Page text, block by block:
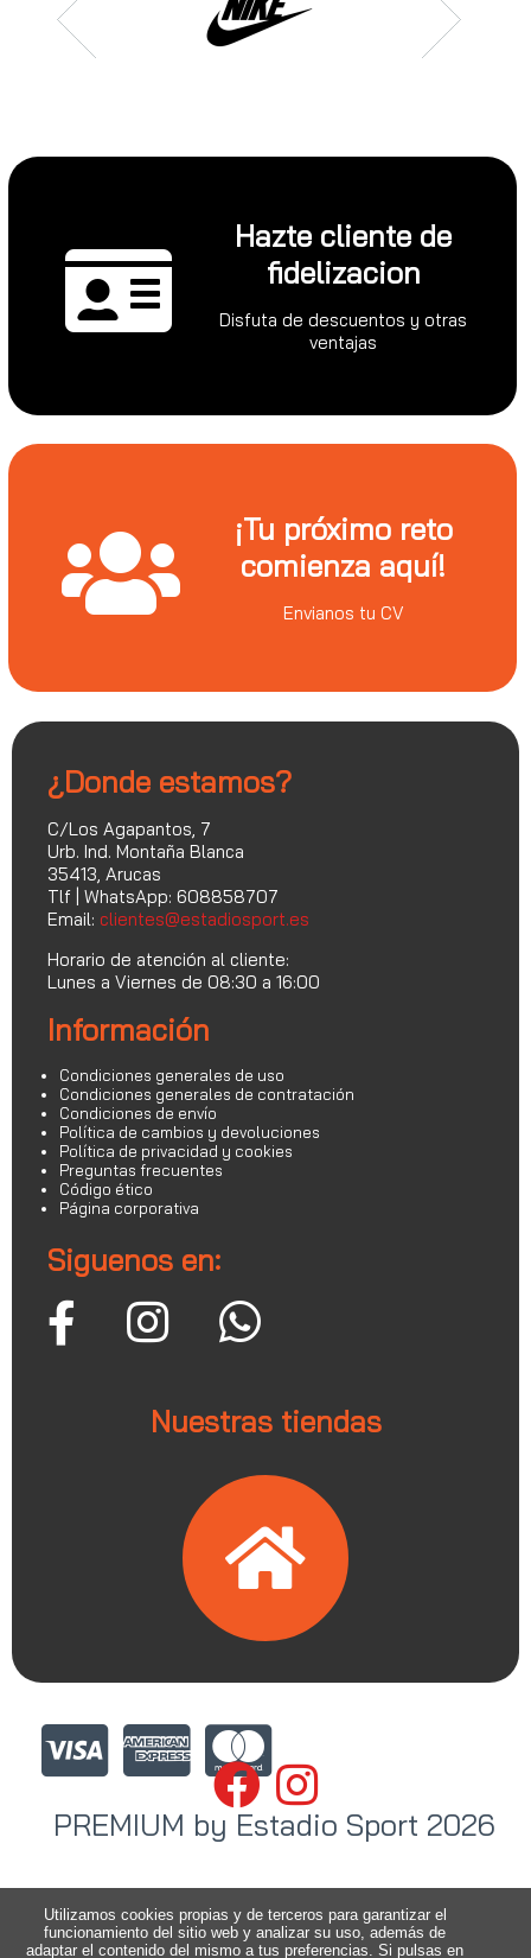
Hazte cliente de
fidelizacion
Disfuta de descuentos y otras
ventajas
¡Tu próximo reto
comienza aquí!
Envianos tu CV
¿Donde estamos?
C/Los Agapantos, 7
Urb. Ind. Montaña Blanca
35413, Arucas
Tlf | WhatsApp: 608858707
Email: clientes@estadiosport.es
Horario de atención al cliente:
Lunes a Viernes de 08:30 a 16:00
Información
Condiciones generales de uso
Condiciones generales de contratación
Condiciones de envío
Política de cambios y devoluciones
Política de privacidad y cookies
Preguntas frecuentes
Código ético
Página corporativa
Siguenos en:
Nuestras tiendas
PREMIUM by Estadio Sport 2026
Utilizamos cookies propias y de terceros para garantizar el
funcionamiento del sitio web y analizar su uso, además de
adaptar el contenido del mismo a tus preferencias. Si pulsas en